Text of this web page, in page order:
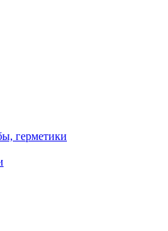
герметики